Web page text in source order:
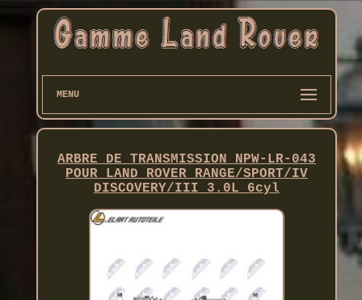
MENU
ARBRE DE TRANSMISSION NPW-LR-043
POUR LAND ROVER RANGE/SPORT/IV
DISCOVERY/III 3.0L 6cyl